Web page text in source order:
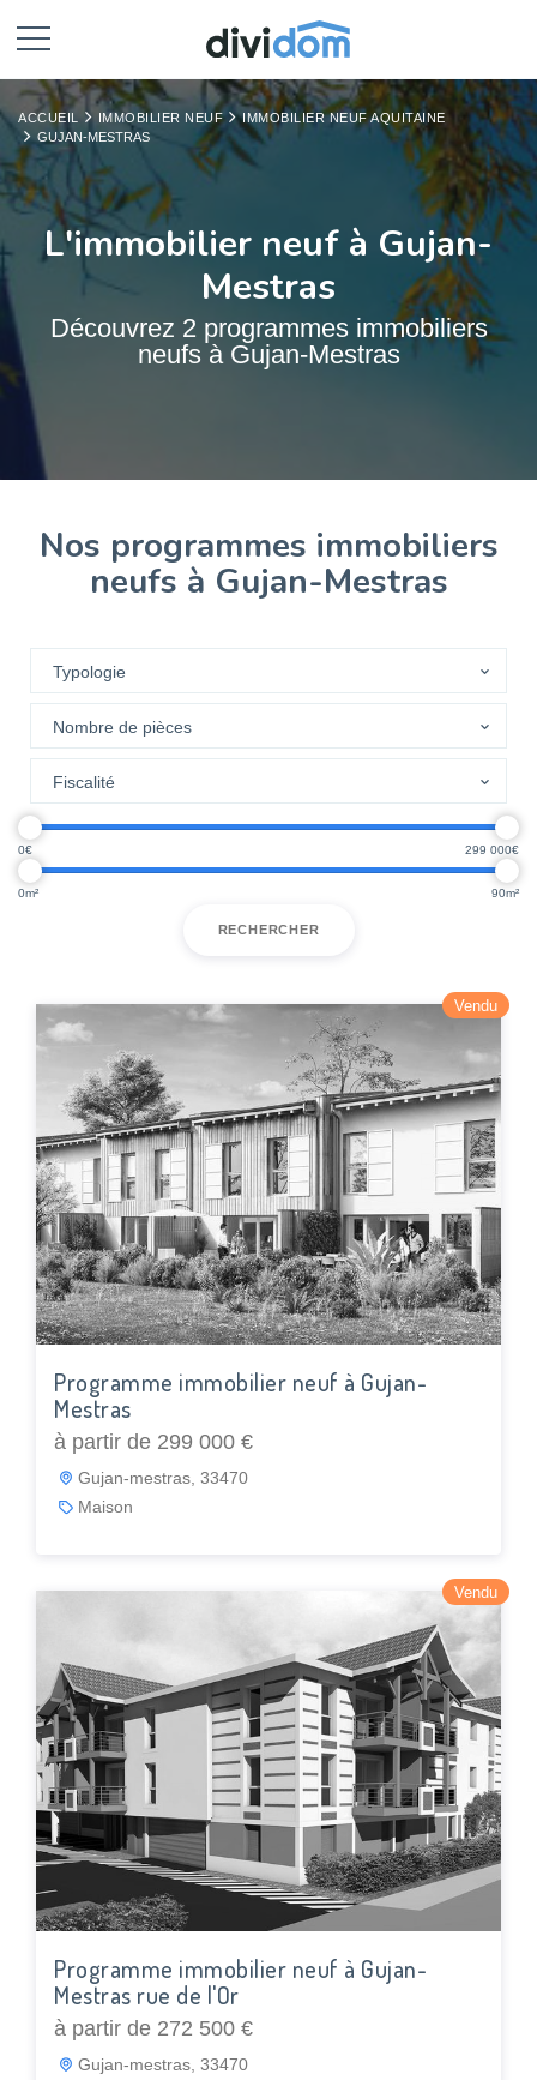
ACCUEIL IMMOBILIER NEUF
IMMOBILIER NEUF AQUITAINE
GUJAN-MESTRAS
L'immobilier neuf à Gujan-
Mestras
Découvrez 2 programmes immobiliers
neufs à Gujan-Mestras
Nos programmes immobiliers
neufs à Gujan-Mestras
0 299 000
0 90
RECHERCHER
Vendu
Programme immobilier neuf à Gujan-
Mestras
à partir de 299 000 €
Gujan-mestras, 33470
Maison
Vendu
Programme immobilier neuf à Gujan-
Mestras rue de l'Or
à partir de 272 500 €
Gujan-mestras, 33470